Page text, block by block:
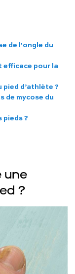
de l'ongle du
pour la
d’athlète ?
de mycose du
pieds ?
une
?